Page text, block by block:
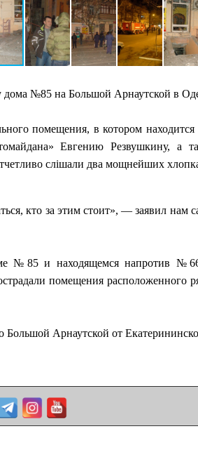
дома №85 на Большой Арнаутской в
помещения, в котором
Евгению Резвушкину, а
слішали два мощнейших
кто за этим стоит», — заявил нам
№85 и находящемся напротив
помещения
Арнаутской от